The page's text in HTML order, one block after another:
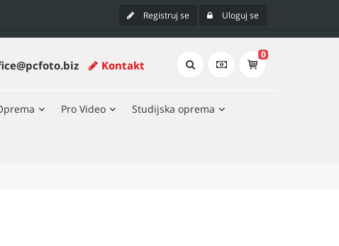
Registruj se Uloguj se
Kontakt
0
Pro Video Studijska oprema